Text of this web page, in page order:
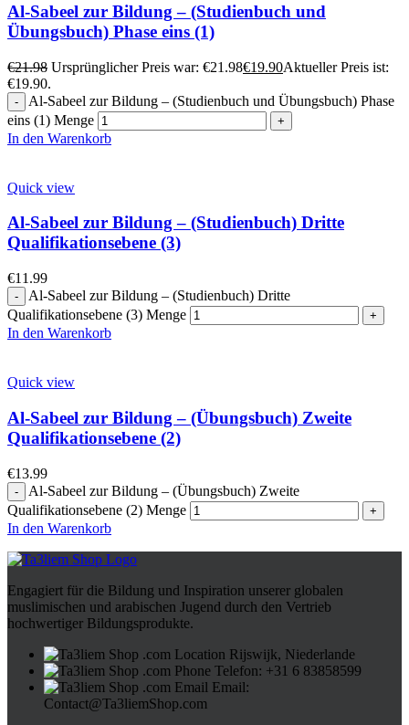
Al-Sabeel zur Bildung – (Studienbuch und
Übungsbuch) Phase eins (1)
€21.98 Ursprünglicher Preis war: €21.98€19.90Aktueller Preis ist:
€19.90.
Al-Sabeel zur Bildung – (Studienbuch und Übungsbuch) Phase
eins (1) Menge
In den Warenkorb
Quick view
Al-Sabeel zur Bildung – (Studienbuch) Dritte
Qualifikationsebene (3)
€11.99
Al-Sabeel zur Bildung – (Studienbuch) Dritte
Qualifikationsebene (3) Menge
In den Warenkorb
Quick view
Al-Sabeel zur Bildung – (Übungsbuch) Zweite
Qualifikationsebene (2)
€13.99
Al-Sabeel zur Bildung – (Übungsbuch) Zweite
Qualifikationsebene (2) Menge
In den Warenkorb
Engagiert für die Bildung und Inspiration unserer globalen
muslimischen und arabischen Jugend durch den Vertrieb
hochwertiger Bildungsprodukte.
Rijswijk, Niederlande
Telefon: +31 6 83858599
Email:
Contact@Ta3liemShop.com